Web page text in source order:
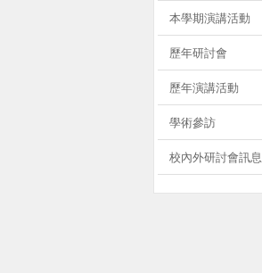
本學期演講活動
歷年研討會
歷年演講活動
學術參訪
校內外研討會訊息